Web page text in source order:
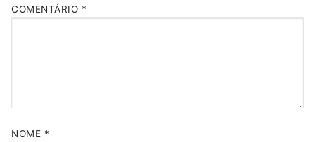
COMENTÁRIO *
NOME *